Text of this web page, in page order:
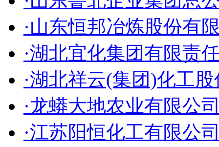
·山东恒邦冶炼股份有
·湖北宜化集团有限责
·湖北祥云(集团)化工
·龙蟒大地农业有限公
·江苏阳恒化工有限公